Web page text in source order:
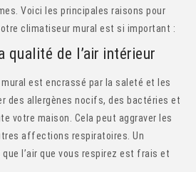
Voici les principales raisons pour
climatiseur mural est si important :
qualité de l’air intérieur
mural est encrassé par la saleté et les
des allergènes nocifs, des bactéries et
votre maison. Cela peut aggraver les
affections respiratoires. Un
l’air que vous respirez est frais et